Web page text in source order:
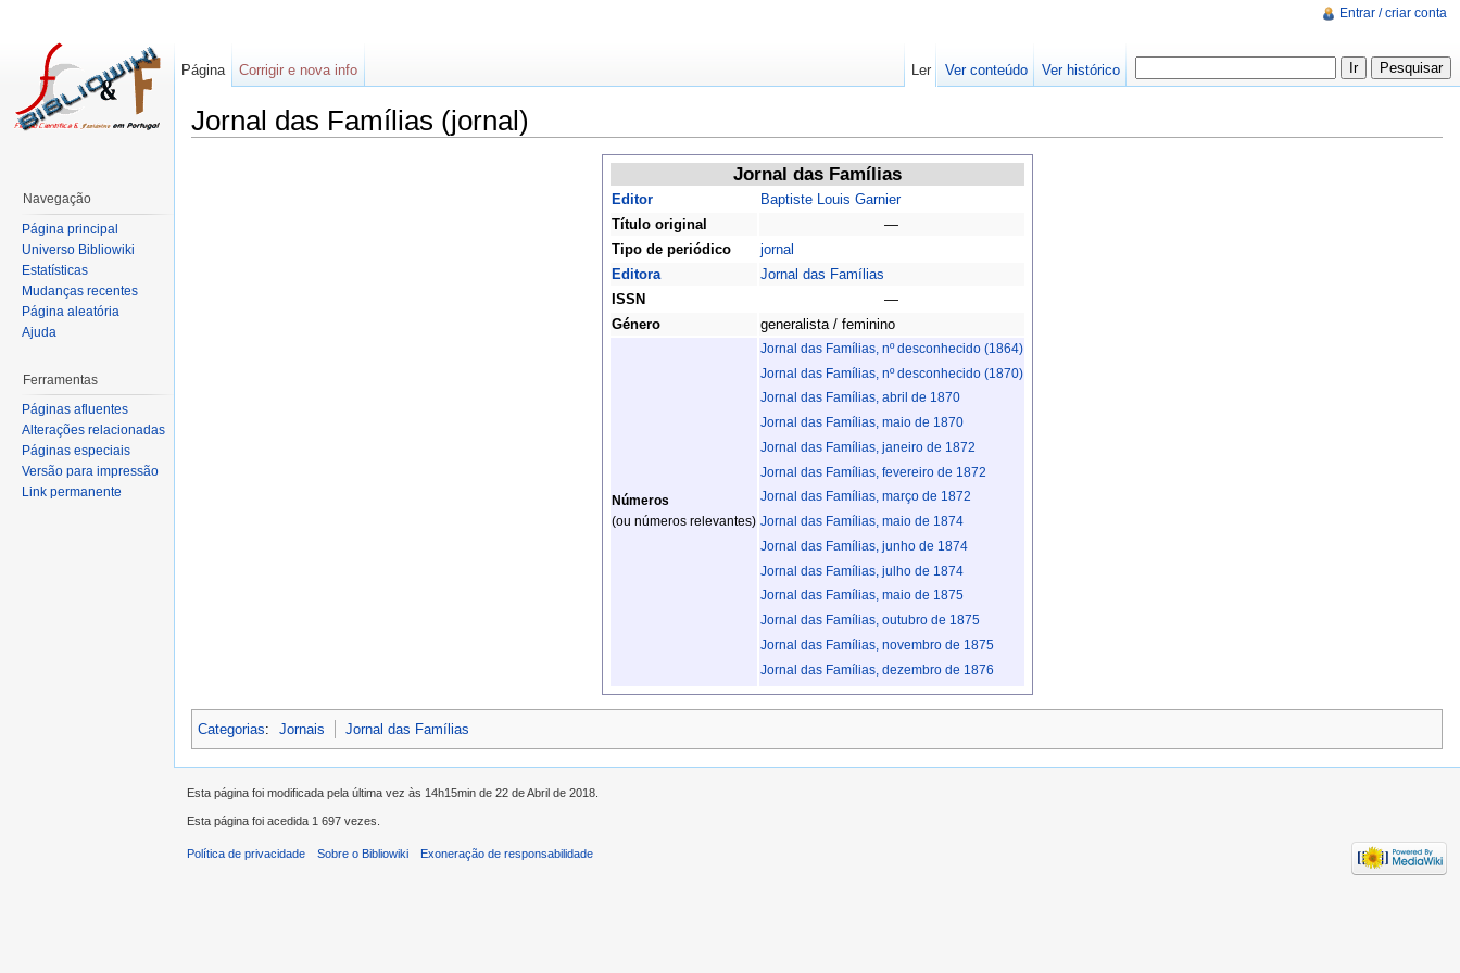
Jornal das Famílias (jornal)
Jornal das Famílias
Editor
Baptiste Louis Garnier
Título original
—
Tipo de periódico
jornal
Editora
Jornal das Famílias
ISSN
—
Género
generalista / feminino
Números
(ou números relevantes)
Jornal das Famílias, nº desconhecido (1864)
Jornal das Famílias, nº desconhecido (1870)
Jornal das Famílias, abril de 1870
Jornal das Famílias, maio de 1870
Jornal das Famílias, janeiro de 1872
Jornal das Famílias, fevereiro de 1872
Jornal das Famílias, março de 1872
Jornal das Famílias, maio de 1874
Jornal das Famílias, junho de 1874
Jornal das Famílias, julho de 1874
Jornal das Famílias, maio de 1875
Jornal das Famílias, outubro de 1875
Jornal das Famílias, novembro de 1875
Jornal das Famílias, dezembro de 1876
Categorias: Jornais Jornal das Famílias
Entrar / criar conta
Página Corrigir e nova info Ler Ver conteúdo Ver histórico
Navegação
Página principal
Universo Bibliowiki
Estatísticas
Mudanças recentes
Página aleatória
Ajuda
Ferramentas
Páginas afluentes
Alterações relacionadas
Páginas especiais
Versão para impressão
Link permanente
Esta página foi modificada pela última vez às 14h15min de 22 de Abril de 2018.
Esta página foi acedida 1 697 vezes.
Política de privacidade Sobre o Bibliowiki Exoneração de responsabilidade